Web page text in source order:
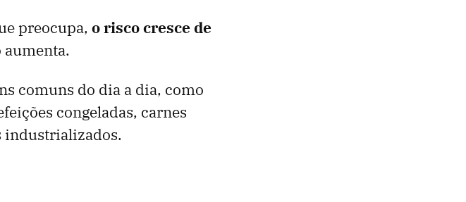
preocupa, o risco cresce de
comuns do dia a dia, como
congeladas, carnes
industrializados.